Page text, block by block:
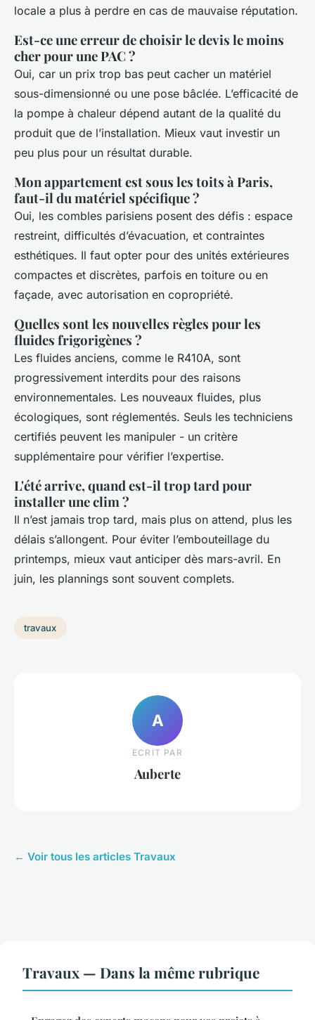
locale a plus à perdre en cas de mauvaise réputation.
Est-ce une erreur de choisir le devis le moins
cher pour une PAC ?
Oui, car un prix trop bas peut cacher un matériel
sous-dimensionné ou une pose bâclée. L’efficacité de
la pompe à chaleur dépend autant de la qualité du
produit que de l’installation. Mieux vaut investir un
peu plus pour un résultat durable.
Mon appartement est sous les toits à Paris,
faut-il du matériel spécifique ?
Oui, les combles parisiens posent des défis : espace
restreint, difficultés d’évacuation, et contraintes
esthétiques. Il faut opter pour des unités extérieures
compactes et discrètes, parfois en toiture ou en
façade, avec autorisation en copropriété.
Quelles sont les nouvelles règles pour les
fluides frigorigènes ?
Les fluides anciens, comme le R410A, sont
progressivement interdits pour des raisons
environnementales. Les nouveaux fluides, plus
écologiques, sont réglementés. Seuls les techniciens
certifiés peuvent les manipuler - un critère
supplémentaire pour vérifier l’expertise.
L'été arrive, quand est-il trop tard pour
installer une clim ?
Il n’est jamais trop tard, mais plus on attend, plus les
délais s’allongent. Pour éviter l’embouteillage du
printemps, mieux vaut anticiper dès mars-avril. En
juin, les plannings sont souvent complets.
travaux
A
ECRIT PAR
Auberte
← Voir tous les articles Travaux
Travaux — Dans la même rubrique